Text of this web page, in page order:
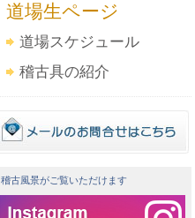
道場生ページ
道場スケジュール
稽古具の紹介
稽古風景がご覧いただけます